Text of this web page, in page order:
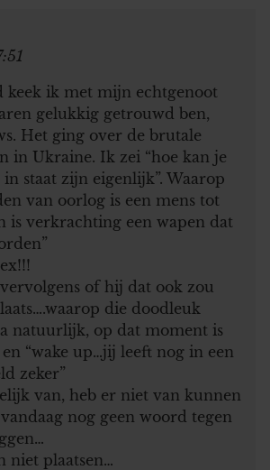
keek ik met mijn echtgenoot
gelukkig getrouwd ben,
Het ging over de brutale
in Ukraine. Ik zei “hoe kan je
staat zijn eigenlijk”. Waarop
van oorlog is een mens tot
is verkrachting een wapen dat
of hij dat ook zou
die doodleuk
natuurlijk, op dat moment is
“wake up…jij leeft nog in een
zeker”
van, heb er niet van kunnen
nog geen woord tegen
niet plaatsen…